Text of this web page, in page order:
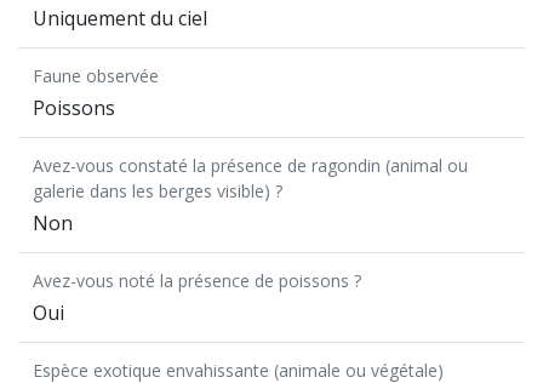
Uniquement du ciel
Faune observée
Poissons
Avez-vous constaté la présence de ragondin (animal ou
galerie dans les berges visible) ?
Non
Avez-vous noté la présence de poissons ?
Oui
Espèce exotique envahissante (animale ou végétale)